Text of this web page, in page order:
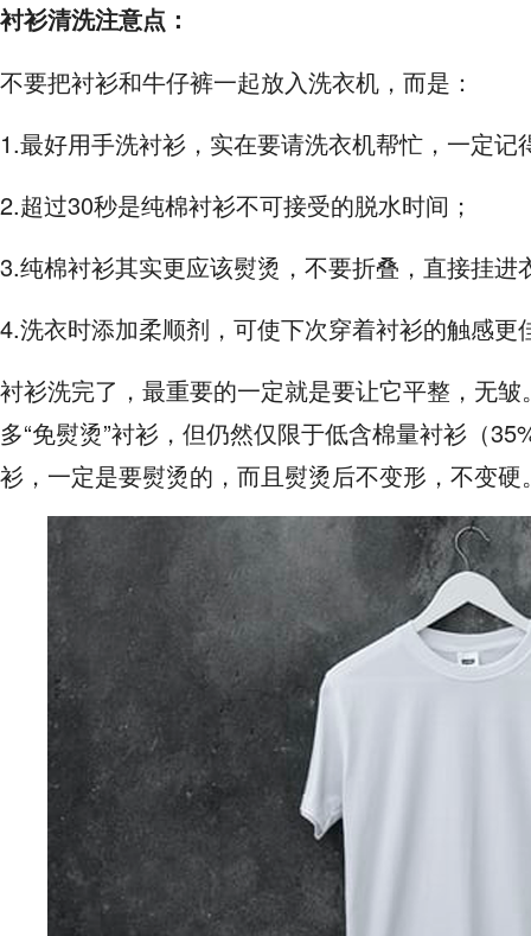
衬衫清洗注意点：
不要把衬衫和牛仔裤一起放入洗衣机，而是：
1.最好用手洗衬衫，实在要请洗衣机帮忙，一定记
2.超过30秒是纯棉衬衫不可接受的脱水时间；
3.纯棉衬衫其实更应该熨烫，不要折叠，直接挂进
4.洗衣时添加柔顺剂，可使下次穿着衬衫的触感更
衬衫洗完了，最重要的一定就是要让它平整，无
多“免熨烫”衬衫，但仍然仅限于低含棉量衬衫（
衫，一定是要熨烫的，而且熨烫后不变形，不变硬